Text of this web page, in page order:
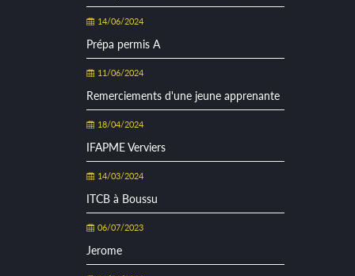
14/06/2024
Prépa permis A
11/06/2024
Remerciements d'une jeune apprenante
18/04/2024
IFAPME Verviers
14/03/2024
ITCB à Boussu
06/07/2023
Jerome